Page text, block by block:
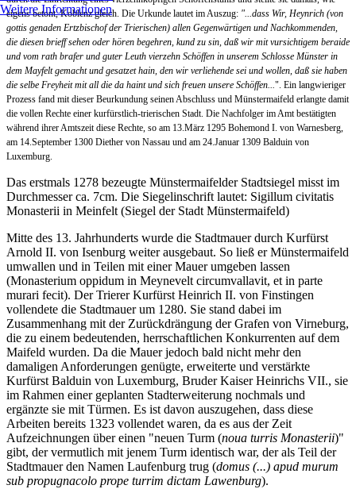
eigens betont, Koblenz gleich. Die Urkunde lautet im Auszug: "...dass Wir, Heynrich (von
gottis genaden Ertzbischof der Trierischen) allen Gegenwärtigen und Nachkommenden,
die diesen brieff sehen oder hören begehren, kund zu sin, daß wir mit vursichtigem beraide
und vom rath brafer und guter Leuth vierzehn Schöffen in unserem Schlosse Münster in
dem Mayfelt gemacht und gesatzet hain, den wir verliehende sei und wollen, daß sie haben
die selbe Freyheit mit all die da haint und sich freuen unsere Schöffen...". Ein langwieriger
Prozess fand mit dieser Beurkundung seinen Abschluss und Münstermaifeld erlangte damit
die vollen Rechte einer kurfürstlich-trierischen Stadt. Die Nachfolger im Amt bestätigten
während ihrer Amtszeit diese Rechte, so am 13.März 1295 Bohemond I. von Warnesberg,
am 14.September 1300 Diether von Nassau und am 24.Januar 1309 Balduin von
Luxemburg.
Das erstmals 1278 bezeugte Münstermaifelder Stadtsiegel misst im
Durchmesser ca. 7cm. Die Siegelinschrift lautet: Sigillum civitatis
Monasterii in Meinfelt (Siegel der Stadt Münstermaifeld)
Mitte des 13. Jahrhunderts wurde die Stadtmauer durch Kurfürst
Arnold II. von Isenburg weiter ausgebaut. So ließ er Münstermaifeld
umwallen und in Teilen mit einer Mauer umgeben lassen
(Monasterium oppidum in Meynevelt circumvallavit, et in parte
murari fecit). Der Trierer Kurfürst Heinrich II. von Finstingen
vollendete die Stadtmauer um 1280. Sie stand dabei im
Zusammenhang mit der Zurückdrängung der Grafen von Virneburg,
die zu einem bedeutenden, herrschaftlichen Konkurrenten auf dem
Maifeld wurden. Da die Mauer jedoch bald nicht mehr den
damaligen Anforderungen genügte, erweiterte und verstärkte
Kurfürst Balduin von Luxemburg, Bruder Kaiser Heinrichs VII., sie
im Rahmen einer geplanten Stadterweiterung nochmals und
ergänzte sie mit Türmen. Es ist davon auszugehen, dass diese
Arbeiten bereits 1323 vollendet waren, da es aus der Zeit
Aufzeichnungen über einen "neuen Turm (noua turris Monasterii)"
gibt, der vermutlich mit jenem Turm identisch war, der als Teil der
Stadtmauer den Namen Laufenburg trug (domus (...) apud murum
sub propugnacolo prope turrim dictam Lawenburg).
Weitere Informationen